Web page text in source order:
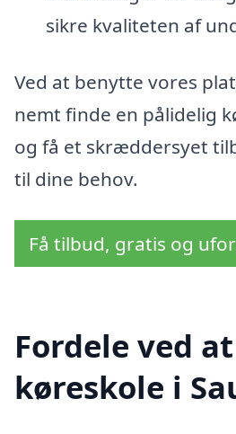
sikre kvaliteten af
Ved at benytte vores
nemt finde en pålidelig
og få et skræddersyet
til dine behov.
Få tilbud, gratis og
Fordele ved
køreskole i